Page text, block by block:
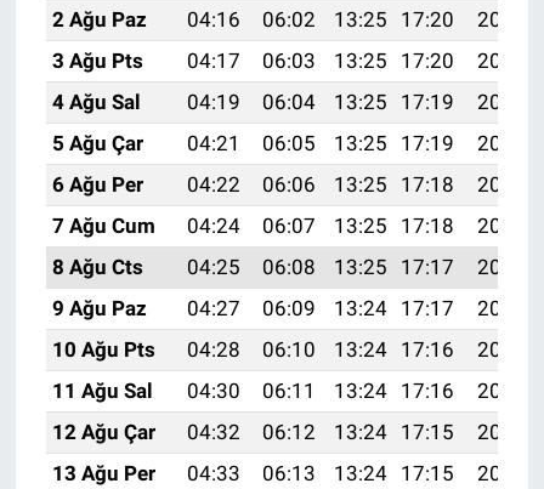
2 Ağu Paz
04:16 06:02 13:25 17:20
20:39
3 Ağu Pts
04:17 06:03 13:25 17:20
20:37
4 Ağu Sal
04:19 06:04 13:25 17:19
20:36
5 Ağu Çar
04:21 06:05 13:25 17:19
20:35
6 Ağu Per
04:22 06:06 13:25 17:18
20:34
7 Ağu Cum
04:24 06:07 13:25 17:18
20:33
8 Ağu Cts
04:25 06:08 13:25 17:17
20:31
9 Ağu Paz
04:27 06:09 13:24 17:17
20:30
10 Ağu Pts
04:28 06:10 13:24 17:16
20:29
11 Ağu Sal
04:30 06:11 13:24 17:16
20:27
12 Ağu Çar
04:32 06:12 13:24 17:15
20:26
13 Ağu Per
04:33 06:13 13:24 17:15
20:25